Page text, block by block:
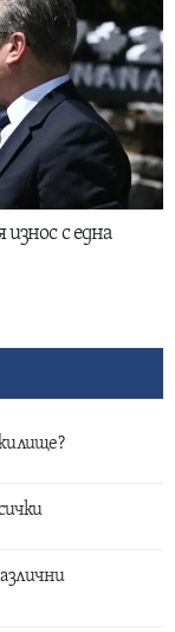
с една